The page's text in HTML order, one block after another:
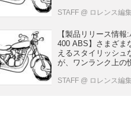
STAFF @ ロレンス編
【製品リリース情報
400 ABS】さまざま
えるスタイリッシュ
が、ワンランク上の
ーリングチェンジし
STAFF @ ロレンス編